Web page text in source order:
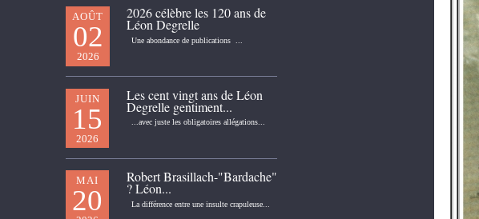
AOÛT
02
2026
2026 célèbre les 120 ans de
Léon Degrelle
Une abondance de publications ...
JUIN
15
2026
Les cent vingt ans de Léon
Degrelle gentiment...
...avec juste les obligatoires allégations...
MAI
20
Robert Brasillach-"Bardache"
? Léon...
La différence entre une insulte crapuleuse...